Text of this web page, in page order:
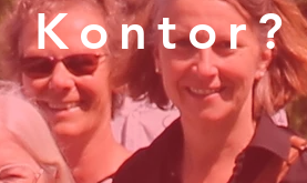
Kontor?